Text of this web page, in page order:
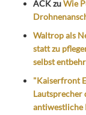
ACKzuWie
Waltrop als
statt zu
selbst
"Kaiserfront
Lautsprecher
antiwestliche